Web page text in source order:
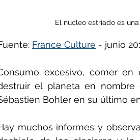
El núcleo estriado es
France Culture - junio
excesivo, comer en
el planeta en
Bohler en su último
muchos informes y